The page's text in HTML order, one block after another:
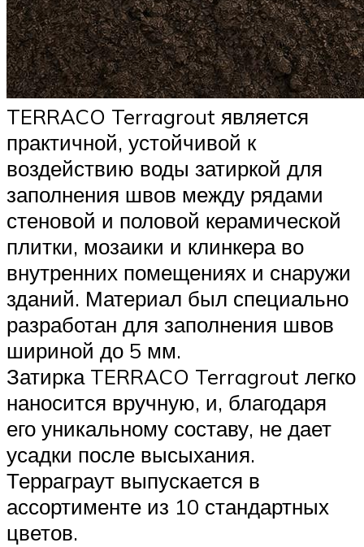
TERRACO Terragrout является
практичной, устойчивой к
воздействию воды затиркой для
заполнения швов между рядами
стеновой и половой керамической
плитки, мозаики и клинкера во
внутренних помещениях и снаружи
зданий. Материал был специально
разработан для заполнения швов
шириной до 5 мм.
Затирка TERRACO Terragrout легко
наносится вручную, и, благодаря
его уникальному составу, не дает
усадки после высыхания.
Терраграут выпускается в
ассортименте из 10 стандартных
цветов.